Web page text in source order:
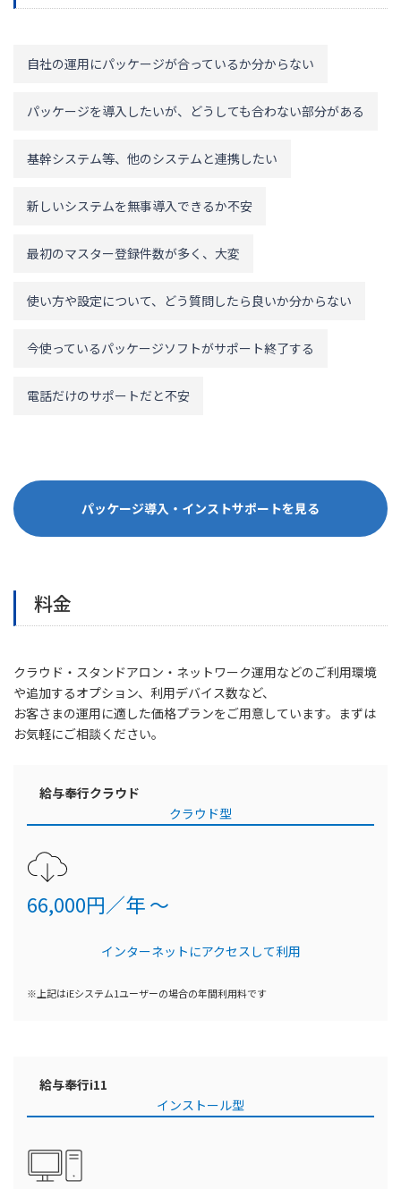
自社の運用にパッケージが合っているか分からない
パッケージを導入したいが、どうしても合わない部分がある
基幹システム等、他のシステムと連携したい
新しいシステムを無事導入できるか不安
最初のマスター登録件数が多く、大変
使い方や設定について、どう質問したら良いか分からない
今使っているパッケージソフトがサポート終了する
電話だけのサポートだと不安
パッケージ導入・インストサポートを見る
料金
クラウド・スタンドアロン・ネットワーク運用などのご利用環境
や追加するオプション、利用デバイス数など、
お客さまの運用に適した価格プランをご用意しています。まずは
お気軽にご相談ください。
給与奉行クラウド
クラウド型
66,000円／年 ～
インターネットにアクセスして利用
※上記はiEシステム1ユーザーの場合の年間利用料です
給与奉行i11
インストール型